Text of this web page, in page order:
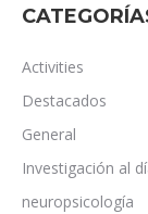
Activities
Destacados
General
Investigación al
neuropsicología